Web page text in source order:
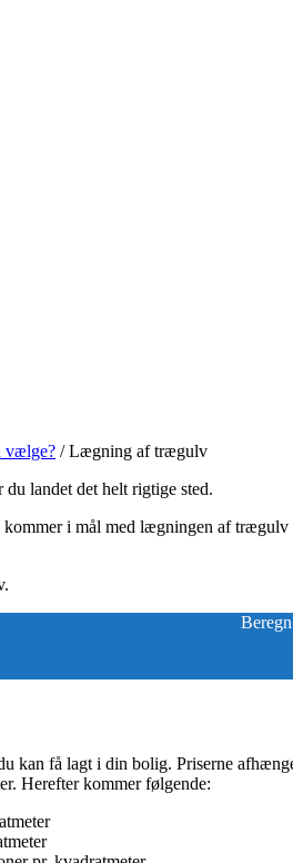
vælge? /Lægning af trægulv
landet det helt rigtige sted.
i mål med lægningen af
kan få lagt i din bolig. Priserne
Herefter kommer følgende: